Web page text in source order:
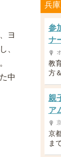
ヨ
、
中
兵
参
ナ
教
方
親
ア
京
ま